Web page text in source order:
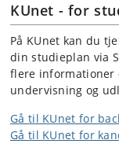
KUnet - for
På KUnet kan du
din studieplan via
flere informationer
undervisning og
Gå til KUnet for
Gå til KUnet for